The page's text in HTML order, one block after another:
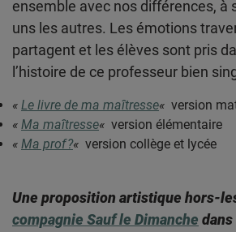
ensemble avec nos différences, à
uns les autres. Les émotions
partagent et les élèves sont pris
l’histoire de ce professeur bien
« Le livre de ma maîtresse« version
« Ma maîtresse« version élémentaire
« Ma prof ?« version collège et lycée
Une proposition artistique hors-
compagnie Sauf le Dimanche